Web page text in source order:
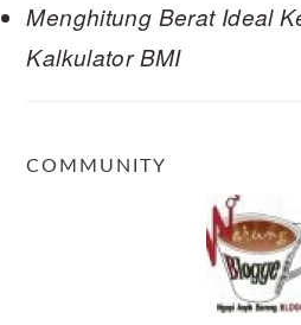
Menghitung Berat Ideal
Kalkulator BMI
COMMUNITY